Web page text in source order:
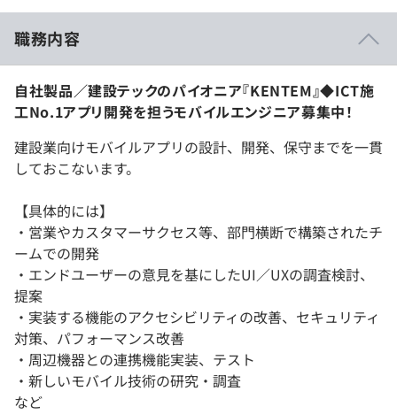
職務内容
自社製品／建設テックのパイオニア『KENTEM』◆ICT施
工No.1アプリ開発を担うモバイルエンジニア募集中！
建設業向けモバイルアプリの設計、開発、保守までを一貫
しておこないます。
【具体的には】
・営業やカスタマーサクセス等、部門横断で構築されたチ
ームでの開発
・エンドユーザーの意見を基にしたUI／UXの調査検討、
提案
・実装する機能のアクセシビリティの改善、セキュリティ
対策、パフォーマンス改善
・周辺機器との連携機能実装、テスト
・新しいモバイル技術の研究・調査
など